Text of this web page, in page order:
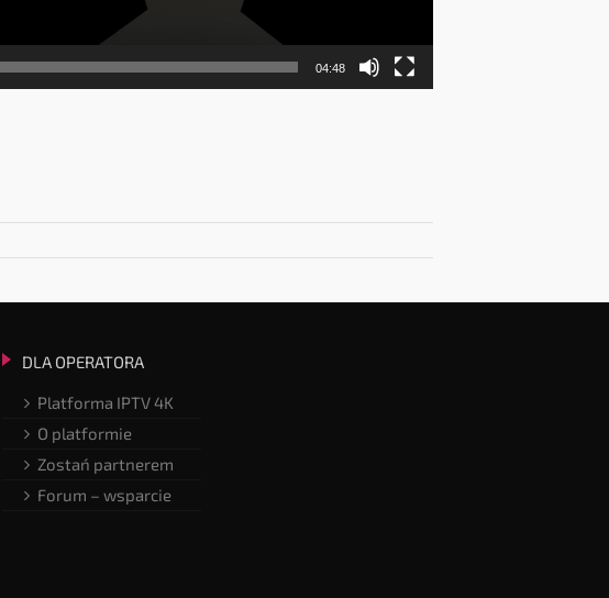
04:48
DLA OPERATORA
Platforma IPTV 4K
O platformie
Zostań partnerem
Forum – wsparcie